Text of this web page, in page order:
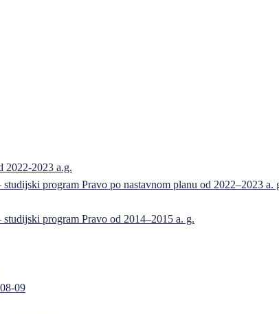
2022-2023 a.g.
program Pravo po nastavnom planu od 2022–2023 a.
program Pravo od 2014–2015 a. g.
09